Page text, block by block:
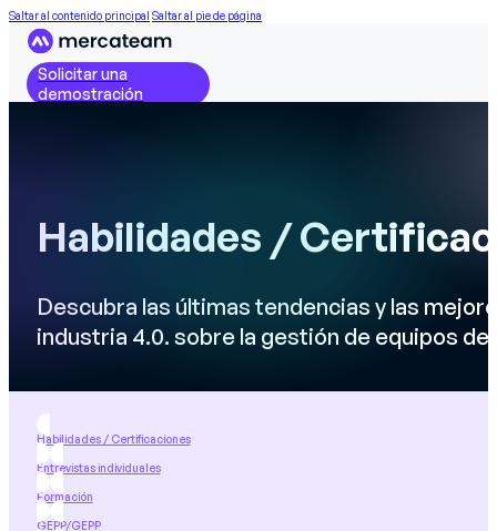
Saltar al contenido principal Saltar al pie de página
Solicitar una
demostración
Habilidades /
Descubra las últimas tendencias y las
industria 4.0. sobre la gestión de equipos
Habilidades / Certificaciones
Entrevistas individuales
Formación
GEPP/GEPP